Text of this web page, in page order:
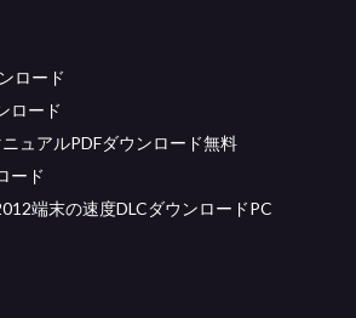
ロード
ロード
ュアルPDFダウンロード無料
ード
端末の速度DLCダウンロードPC